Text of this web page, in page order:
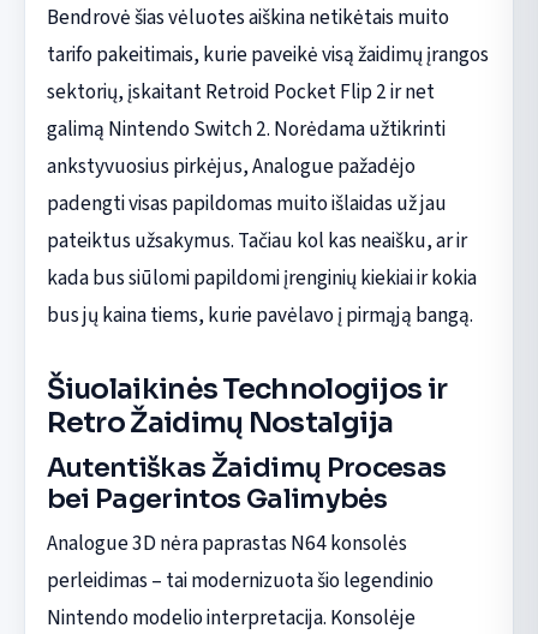
Bendrovė šias vėluotes aiškina netikėtais muito
tarifo pakeitimais, kurie paveikė visą žaidimų įrangos
sektorių, įskaitant Retroid Pocket Flip 2 ir net
galimą Nintendo Switch 2. Norėdama užtikrinti
ankstyvuosius pirkėjus, Analogue pažadėjo
padengti visas papildomas muito išlaidas už jau
pateiktus užsakymus. Tačiau kol kas neaišku, ar ir
kada bus siūlomi papildomi įrenginių kiekiai ir kokia
bus jų kaina tiems, kurie pavėlavo į pirmąją bangą.
Šiuolaikinės Technologijos ir
Retro Žaidimų Nostalgija
Autentiškas Žaidimų Procesas
bei Pagerintos Galimybės
Analogue 3D nėra paprastas N64 konsolės
perleidimas – tai modernizuota šio legendinio
Nintendo modelio interpretacija. Konsolėje